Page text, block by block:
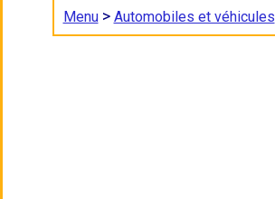
Menu> Automobiles et véhicules